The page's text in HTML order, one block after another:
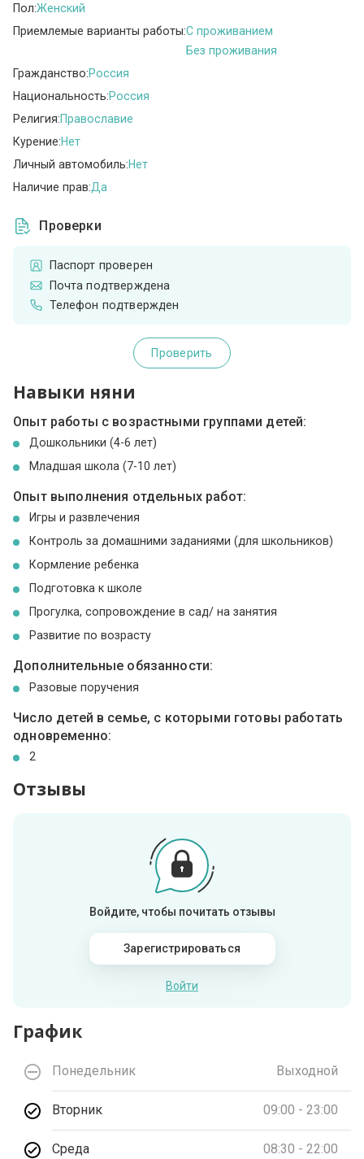
Пол:Женский
Приемлемые варианты работы:C проживанием
Без проживания
Гражданство:Россия
Национальность:Россия
Религия:Православие
Курение:Нет
Личный автомобиль:Нет
Наличие прав:Да
Проверки
Паспорт проверен
Почта подтверждена
Телефон подтвержден
Проверить
Навыки няни
Опыт работы с возрастными группами детей:
Дошкольники (4-6 лет)
Младшая школа (7-10 лет)
Опыт выполнения отдельных работ:
Игры и развлечения
Контроль за домашними заданиями (для школьников)
Кормление ребенка
Подготовка к школе
Прогулка, сопровождение в сад/ на занятия
Развитие по возрасту
Дополнительные обязанности:
Разовые поручения
Число детей в семье, с которыми готовы работать
одновременно:
2
Отзывы
Войдите, чтобы почитать отзывы
Зарегистрироваться
Войти
График
Понедельник Выходной
Вторник 09:00 - 23:00
Среда 08:30 - 22:00